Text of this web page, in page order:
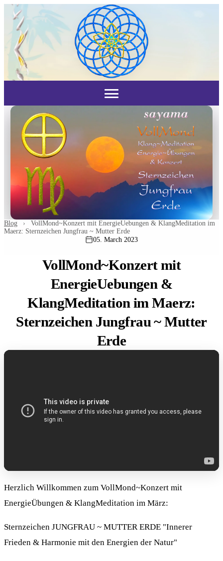
Blog ›
VollMond~Konzert mit EnergieUebungen & KlangMeditation im
Maerz: Sternzeichen Jungfrau ~ Mutter Erde
05. March 2023
VollMond~Konzert mit
EnergieUebungen &
KlangMeditation im Maerz:
Sternzeichen Jungfrau ~ Mutter
Erde
Herzlich Willkommen zum VollMond~Konzert mit
EnergieÜbungen & KlangMeditation im März:
Sternzeichen JUNGFRAU ~ MUTTER ERDE "Innerer
Frieden & Harmonie mit den Energien der Natur"